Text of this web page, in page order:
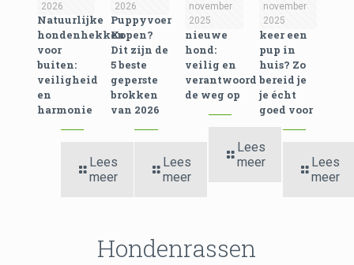
2026
Natuurlijke
hondenhekken
voor
buiten:
veiligheid
en
harmonie
Lees
meer
2026
Puppyvoer
Kopen?
Dit zijn de
5 beste
geperste
brokken
van 2026
Lees
meer
november
2025
Een
nieuwe
hond:
veilig en
verantwoord
de weg op
Lees
meer
november
2025
Eerste
keer een
pup in
huis? Zo
bereid je
je écht
goed voor
Lees
meer
Hondenrassen